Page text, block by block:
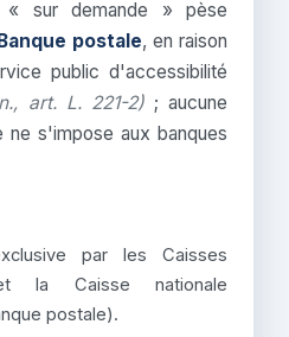
sur demande » pèse
Banque postale, en raison
public d'accessibilité
art. L. 221-2); aucune
ne s'impose aux banques
par les Caisses
la Caisse nationale
postale).